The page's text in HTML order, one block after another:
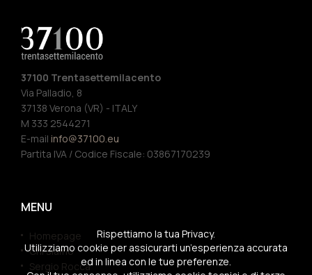
37100 Trentasettemilacento
Via Palladio, 8
37138 Verona (VR) - ITALY
M 333 2544271
E-mail info@37100.eu
Partita IVA / Codice Fiscale: 03867170239
MENU
Homepage
Chi siamo
Sergio Rocca
Rispettiamo la tua Privacy.
Utilizziamo cookie per assicurarti un’esperienza accurata
ed in linea con le tue preferenze.